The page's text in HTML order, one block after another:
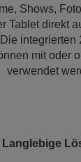
Shows,
Tablet direkt
integrierten
mit oder
verwendet
Langlebige